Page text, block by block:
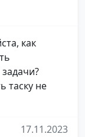
как
таску не
17.11.2023